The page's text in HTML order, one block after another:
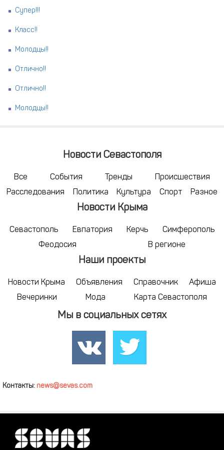
Супер!!!
Класс!!
Молодцы!!
Отлично!!
Отлично!!
Молодцы!!
Новости Севастополя
Все События Тренды
Происшествия
Расследования
Политика Культура Спорт Разное
Новости Крыма
Севастополь Евпатория Керчь
Симферополь
Феодосия
В регионе
Наши проекты
Новости Крыма Объявления Справочник
Афиша
Вечеринки
Мода Карта Севастополя
Мы в социальных сетях
Контакты: news@sevas.com